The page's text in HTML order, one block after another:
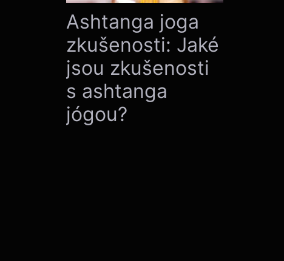
Ashtanga joga
zkušenosti: Jaké
jsou zkušenosti
s ashtanga
jógou?